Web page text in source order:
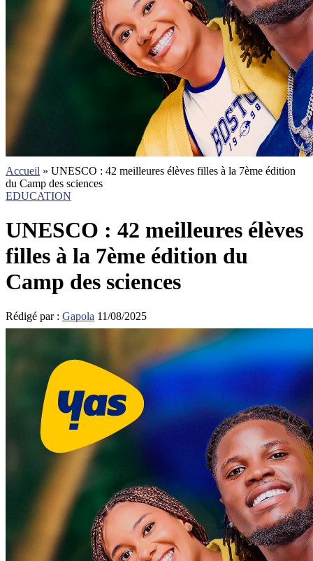
Accueil » UNESCO : 42 meilleures élèves filles à la 7ème édition
du Camp des sciences
EDUCATION
UNESCO : 42 meilleures élèves
filles à la 7ème édition du
Camp des sciences
Rédigé par : Gapola 11/08/2025